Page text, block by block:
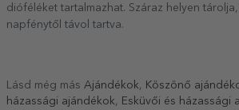
dióféléket tartalmazhat. Száraz helyen
napfénytől távoltartva.
Lásd még más Ajándékok, Köszönő
házassági ajándékok, Esküvői és házassági